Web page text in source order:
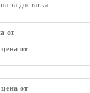
за доставка
от
от
от